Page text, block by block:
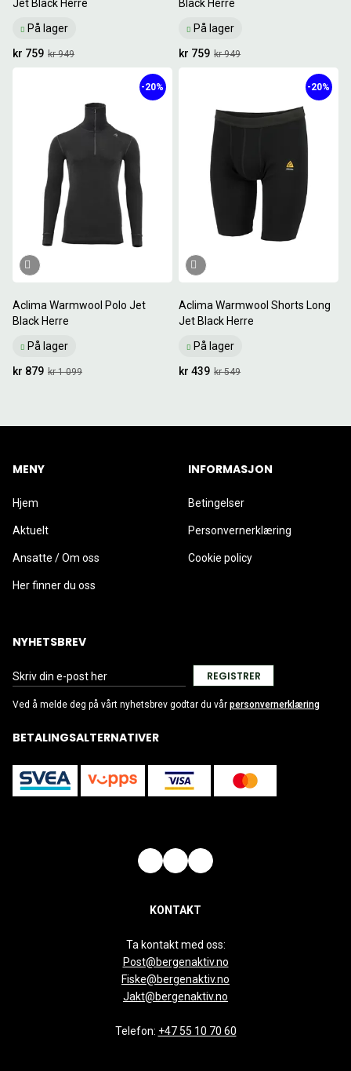
Jet Black Herre
På lager
kr 949
kr 759
Black Herre
På lager
kr 949
kr 759
Aclima Warmwool Polo Jet
Black Herre
På lager
-20%
kr 1 099
kr 879
Aclima Warmwool Shorts Long
Jet Black Herre
På lager
-20%
kr 549
kr 439
MENY
Hjem
Aktuelt
Ansatte / Om oss
Her finner du oss
INFORMASJON
Betingelser
Personvernerklæring
Cookie policy
NYHETSBREV
REGISTRER
Ved å melde deg på vårt nyhetsbrev godtar du vår personvernerklæring
BETALINGSALTERNATIVER
KONTAKT
Ta kontakt med oss:
Post@bergenaktiv.no
Fiske@bergenaktiv.no
Jakt@bergenaktiv.no
Telefon: +47 55 10 70 60